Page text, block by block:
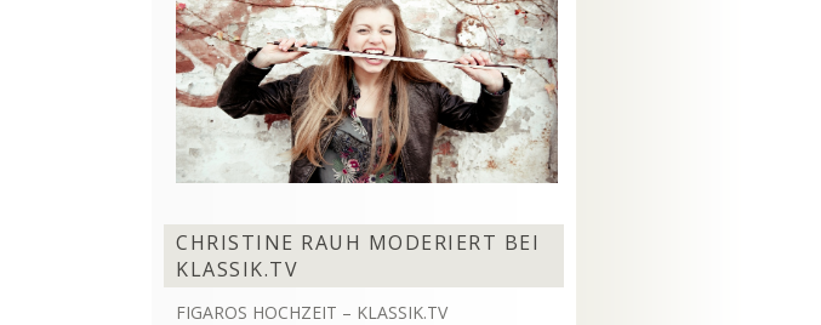
CHRISTINE RAUH MODERIERT BEI
KLASSIK.TV
FIGAROS HOCHZEIT – KLASSIK.TV